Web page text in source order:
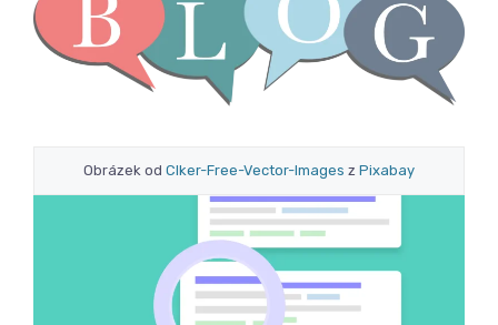
Obrázek od Clker-Free-Vector-Images z Pixabay